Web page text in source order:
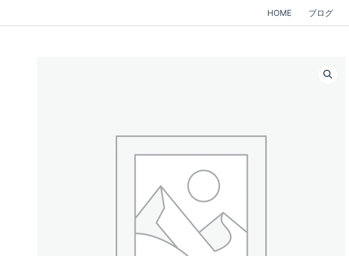
HOME ブログ